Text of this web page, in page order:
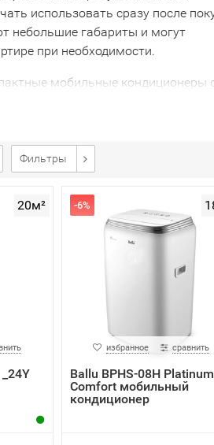
использовать сразу после
небольшие габариты и могут
при необходимости.
мобильные кондиционеры
функций: охлаждение,
ночной режим работы. Мобильная
начале каждого часа увеличивает
на 1°С. Через 2 часа после начала
принимает постоянное
после старта ночного режима
Фильтры
20м² -6%
избранное сравнить
Ballu BPHS-08H Platinum
Comfort мобильный
кондиционер